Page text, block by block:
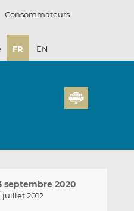
Consommateurs
FR EN
septembre 2020
juillet 2012